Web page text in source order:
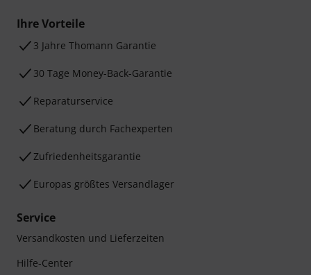
Ihre Vorteile
3 Jahre Thomann Garantie
30 Tage Money-Back-Garantie
Reparaturservice
Beratung durch Fachexperten
Zufriedenheitsgarantie
Europas größtes Versandlager
Service
Versandkosten und Lieferzeiten
Hilfe-Center